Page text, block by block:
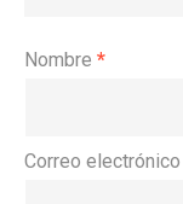
Nombre *
Correo electrónico